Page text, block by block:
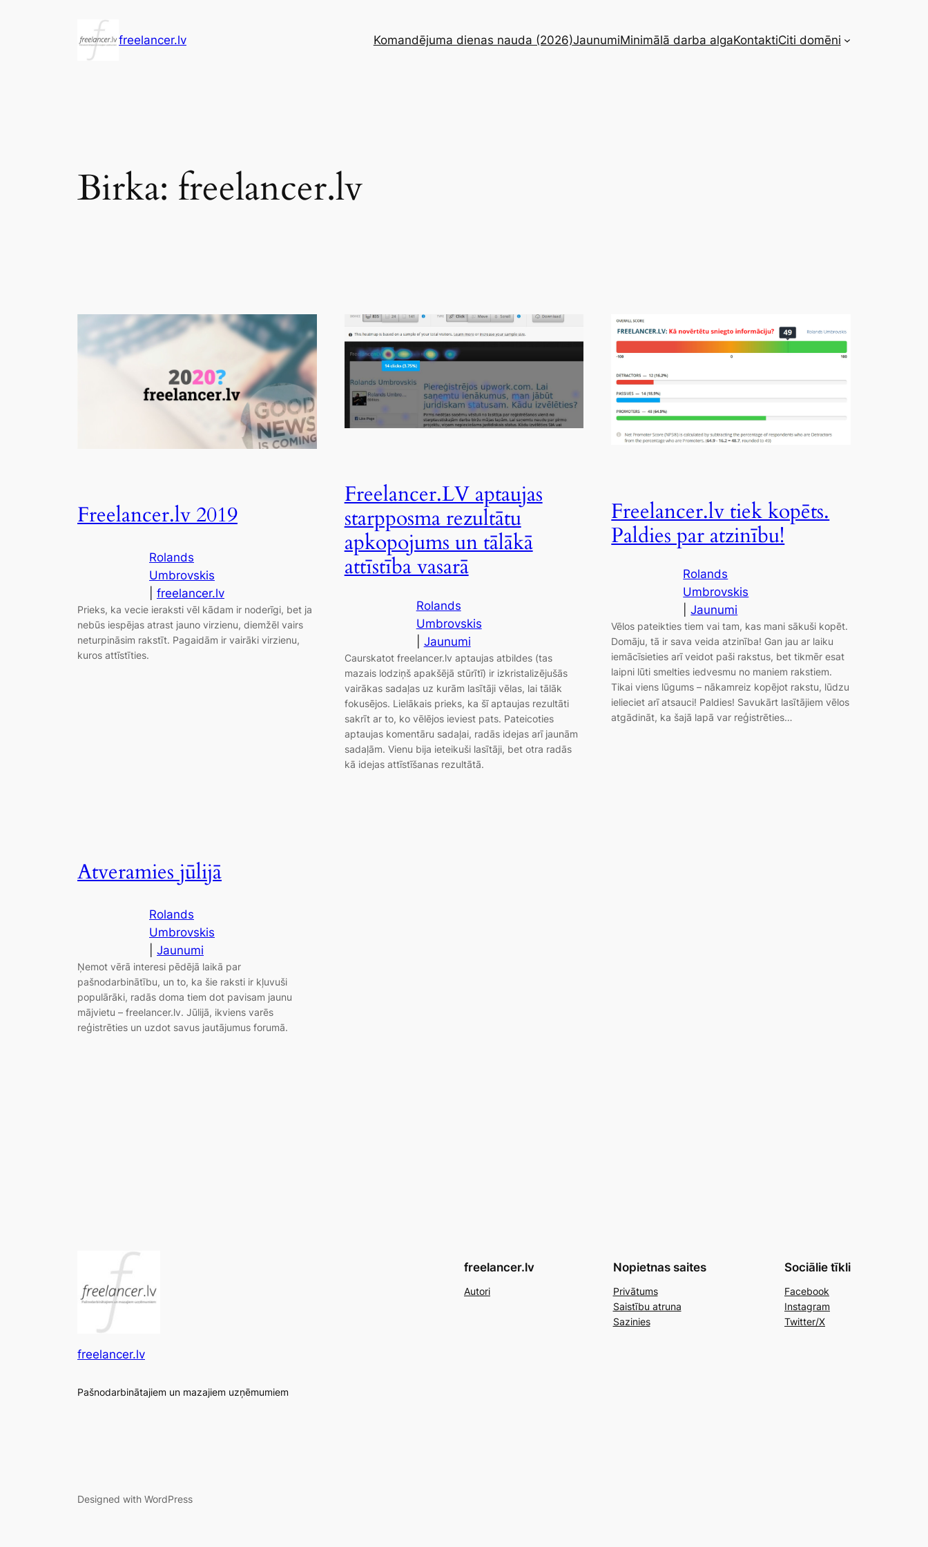
freelancer.lv Komandējuma dienas nauda (2026)JaunumiMinimālā darba algaKontaktiCiti domēni
Birka: freelancer.lv
Freelancer.lv 2019
Rolands
Umbrovskis
freelancer.lv
Prieks, ka vecie ieraksti vēl kādam ir noderīgi, bet ja
nebūs iespējas atrast jauno virzienu, diemžēl vairs
neturpināsim rakstīt. Pagaidām ir vairāki virzienu,
kuros attīstīties.
Freelancer.LV aptaujas
starpposma rezultātu
apkopojums un tālākā
attīstība vasarā
Rolands
Umbrovskis
Jaunumi
Caurskatot freelancer.lv aptaujas atbildes (tas
mazais lodziņš apakšējā stūrītī) ir izkristalizējušās
vairākas sadaļas uz kurām lasītāji vēlas, lai tālāk
fokusējos. Lielākais prieks, ka šī aptaujas rezultāti
sakrīt ar to, ko vēlējos ieviest pats. Pateicoties
aptaujas komentāru sadaļai, radās idejas arī jaunām
sadaļām. Vienu bija ieteikuši lasītāji, bet otra radās
kā idejas attīstīšanas rezultātā.
Freelancer.lv tiek kopēts.
Paldies par atzinību!
Rolands
Umbrovskis
|Jaunumi
Vēlos pateikties tiem vai tam, kas mani sākuši kopēt.
Domāju, tā ir sava veida atzinība! Gan jau ar laiku
iemācīsieties arī veidot paši rakstus, bet tikmēr esat
laipni lūti smelties iedvesmu no maniem rakstiem.
Tikai viens lūgums – nākamreiz kopējot rakstu, lūdzu
ielieciet arī atsauci! Paldies! Savukārt lasītājiem vēlos
atgādināt, ka šajā lapā var reģistrēties…
Atveramies jūlijā
Rolands
Umbrovskis
Jaunumi
Ņemot vērā interesi pēdējā laikā par
pašnodarbinātību, un to, ka šie raksti ir kļuvuši
populārāki, radās doma tiem dot pavisam jaunu
mājvietu – freelancer.lv. Jūlijā, ikviens varēs
reģistrēties un uzdot savus jautājumus forumā.
freelancer.lv
Pašnodarbinātajiem un mazajiem uzņēmumiem
freelancer.lv
Autori
Nopietnas saites
Privātums
Saistību atruna
Sazinies
Sociālie tīkli
Facebook
Instagram
Twitter/X
Designed with WordPress